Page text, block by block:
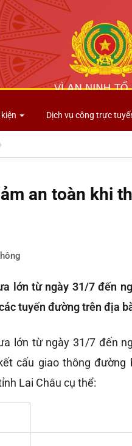
Dịch vụ công trực
an toàn khi
lớn từ ngày 31/7 đến
tuyến đường trên địa
lớn từ ngày 31/7 đến
cấu giao thông đường
Lai Châu cụ thể: